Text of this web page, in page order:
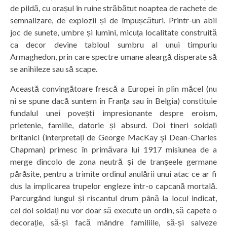
de pildă, cu orașul în ruine străbătut noaptea de rachete de
semnalizare, de explozii și de împușcături. Printr-un abil
joc de sunete, umbre și lumini, micuța localitate construită
ca decor devine tabloul sumbru al unui timpuriu
Armaghedon, prin care spectre umane aleargă disperate să
se anihileze sau să scape.
Această convingătoare frescă a Europei în plin măcel (nu
ni se spune dacă suntem în Franța sau în Belgia) constituie
fundalul unei povești impresionante despre eroism,
prietenie, familie, datorie și absurd. Doi tineri soldați
britanici (interpretați de George MacKay şi Dean-Charles
Chapman) primesc în primăvara lui 1917 misiunea de a
merge dincolo de zona neutră și de tranșeele germane
părăsite, pentru a trimite ordinul anulării unui atac ce ar fi
dus la implicarea trupelor engleze într-o capcană mortală.
Parcurgând lungul și riscantul drum până la locul indicat,
cei doi soldați nu vor doar să execute un ordin, să capete o
decorație, să-și facă mândre familiile, să-și salveze